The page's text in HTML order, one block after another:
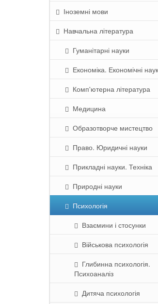
Іноземні мови
Навчальна література
Гуманітарні науки
Економіка. Економічні
Комп'ютерна література
Медицина
Образотворче мистецтво
Право. Юридичні науки
Прикладні науки. Техніка
Природні науки
Психологія
Взаємини і стосунки
Військова психологія
Глибинна психологія.
Психоаналіз
Дитяча психологія